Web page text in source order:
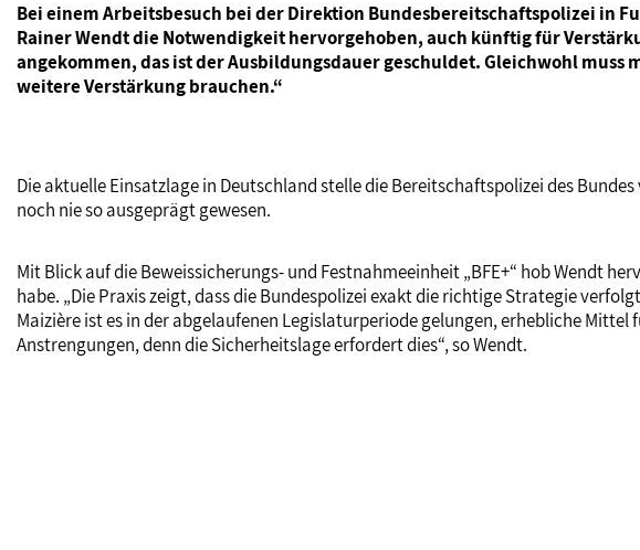
Bei einem Arbeitsbesuch bei der Direktion Bundesbereitschaftspolizei in
Rainer Wendt die Notwendigkeit hervorgehoben, auch künftig für
angekommen, das ist der Ausbildungsdauer geschuldet. Gleichwohl
weitere Verstärkung brauchen.“
Die aktuelle Einsatzlage in Deutschland stelle die Bereitschaftspolizei des
noch nie so ausgeprägt gewesen.
Mit Blick auf die Beweissicherungs- und Festnahmeeinheit „BFE+“ hob Wendt
habe. „Die Praxis zeigt, dass die Bundespolizei exakt die richtige Strategie
Maizière ist es in der abgelaufenen Legislaturperiode gelungen, erhebliche
Anstrengungen, denn die Sicherheitslage erfordert dies“, so Wendt.